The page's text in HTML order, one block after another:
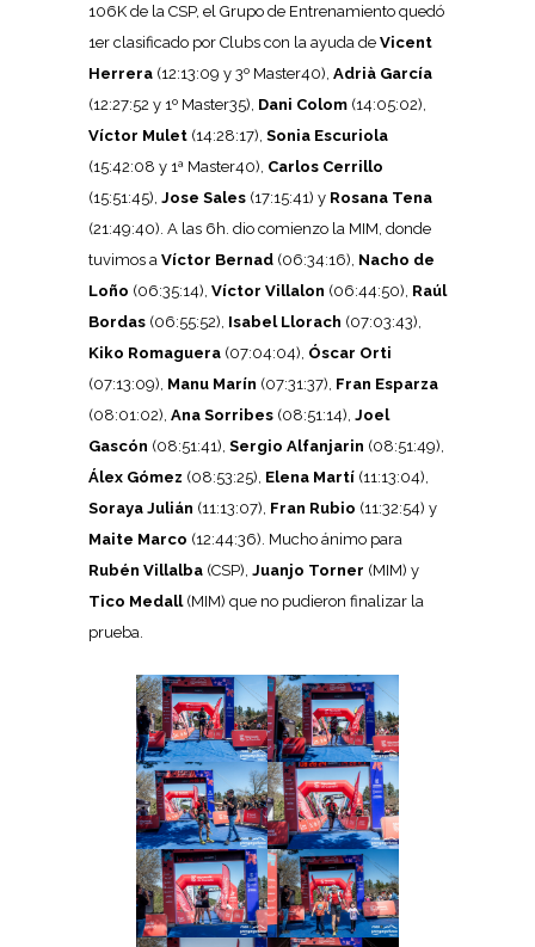
106K de la CSP, el Grupo de Entrenamiento quedó
1er clasificado por Clubs con la ayuda de Vicent
Herrera (12:13:09 y 3º Master40), Adrià García
(12:27:52 y 1º Master35), Dani Colom (14:05:02),
Víctor Mulet (14:28:17), Sonia Escuriola
(15:42:08 y 1ª Master40), Carlos Cerrillo
(15:51:45), Jose Sales (17:15:41) y Rosana Tena
(21:49:40). A las 6h. dio comienzo la MIM, donde
tuvimos a Víctor Bernad (06:34:16), Nacho de
Loño (06:35:14), Víctor Villalon (06:44:50), Raúl
Bordas (06:55:52), Isabel Llorach (07:03:43),
Kiko Romaguera (07:04:04), Óscar Orti
(07:13:09), Manu Marín (07:31:37), Fran Esparza
(08:01:02), Ana Sorribes (08:51:14), Joel
Gascón (08:51:41), Sergio Alfanjarin (08:51:49),
Álex Gómez (08:53:25), Elena Martí (11:13:04),
Soraya Julián (11:13:07), Fran Rubio (11:32:54) y
Maite Marco (12:44:36). Mucho ánimo para
Rubén Villalba (CSP), Juanjo Torner (MIM) y
Tico Medall(MIM) que no pudieron finalizar la
prueba.